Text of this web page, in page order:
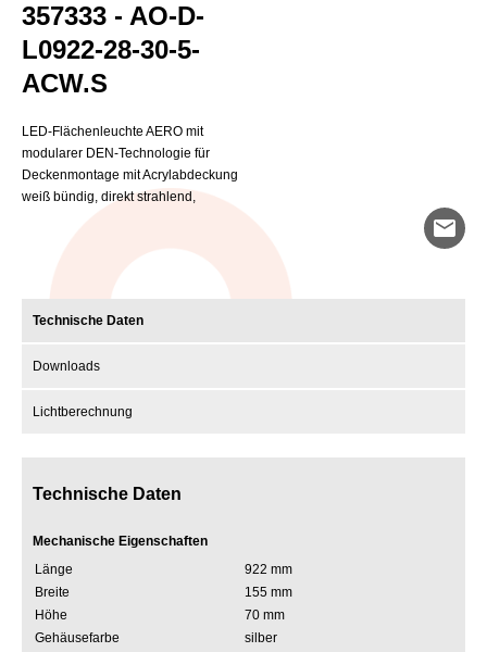
357333 - AO-D-
L0922-28-30-5-
ACW.S
LED-Flächenleuchte AERO mit
modularer DEN-Technologie für
Deckenmontage mit Acrylabdeckung
weiß bündig, direkt strahlend,
mail
Technische Daten
Downloads
Lichtberechnung
Technische Daten
Mechanische Eigenschaften
Länge
922 mm
Breite
155 mm
Höhe
70 mm
Gehäusefarbe
silber